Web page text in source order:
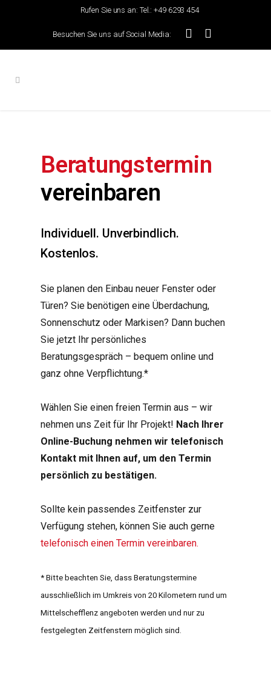
Rufen Sie uns an: Tel.: +49 6293 454
Besuchen Sie uns auf Social Media:
Beratungstermin
vereinbaren
Individuell. Unverbindlich.
Kostenlos.
Sie planen den Einbau neuer Fenster oder
Türen? Sie benötigen eine Überdachung,
Sonnenschutz oder Markisen? Dann buchen
Sie jetzt Ihr persönliches
Beratungsgespräch – bequem online und
ganz ohne Verpflichtung.*
Wählen Sie einen freien Termin aus – wir
nehmen uns Zeit für Ihr Projekt! Nach Ihrer
Online-Buchung nehmen wir telefonisch
Kontakt mit Ihnen auf, um den Termin
persönlich zu bestätigen.
Sollte kein passendes Zeitfenster zur
Verfügung stehen, können Sie auch gerne
telefonisch einen Termin vereinbaren.
* Bitte beachten Sie, dass Beratungstermine
ausschließlich im Umkreis von 20 Kilometern rund um
Mittelschefflenz angeboten werden und nur zu
festgelegten Zeitfenstern möglich sind.